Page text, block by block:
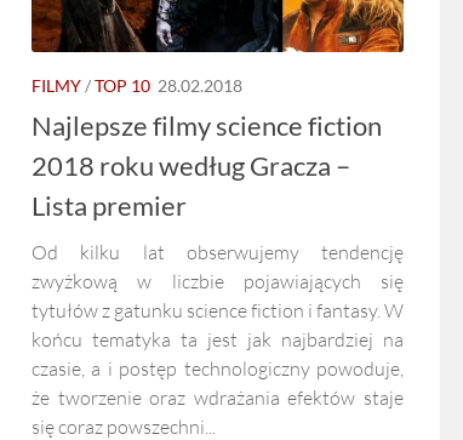
FILMY/TOP 10 28.02.2018
Najlepsze filmy science fiction
2018 roku według Gracza –
Lista premier
Od kilku lat obserwujemy tendencję
zwyżkową w liczbie pojawiających się
tytułów z gatunku science fiction i fantasy. W
końcu tematyka ta jest jak najbardziej na
czasie, a i postęp technologiczny powoduje,
że tworzenie oraz wdrażania efektów staje
się coraz powszechni...